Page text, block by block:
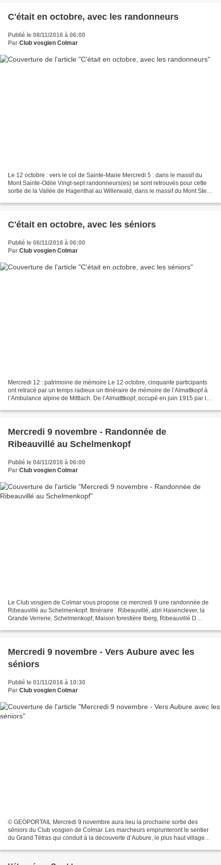
C'était en octobre, avec les randonneurs
Publié le 08/11/2016 à 06:00
Par Club vosgien Colmar
Le 12 octobre : vers le col de Sainte-Marie Mercredi 5 : dans le massif du
Mont Sainte-Odile Vingt-sept randonneurs(es) se sont retrouvés pour cette
sortie de la Vallée de Hagenthal au Willerwald, dans le massif du Mont Ste-
C'était en octobre, avec les séniors
Publié le 06/11/2016 à 06:00
Par Club vosgien Colmar
Mercredi 12 : patrimoine de mémoire Le 12 octobre, cinquante participants
ont retracé par un temps radieux un itinéraire de mémoire de l’Almattkopf à
l’Ambulance alpine de Mittlach. De l’Almatttkopf, occupé en juin 1915 par les
Mercredi 9 novembre - Randonnée de
Ribeauvillé au Schelmenkopf
Publié le 04/11/2016 à 06:00
Par Club vosgien Colmar
Le Club vosgien de Colmar vous propose ce mercredi 9 une randonnée de
Ribeauvillé au Schelmenkopf. Itinéraire : Ribeauvillé, abri Hasenclever, la
Grande Verrerie, Schelmenkopf, Maison forestière Iberg, Ribeauvillé D
Mercredi 9 novembre - Vers Aubure avec les
séniors
Publié le 01/11/2016 à 10:30
Par Club vosgien Colmar
© GEOPORTAIL Mercredi 9 novembre aura lieu la prochaine sortie des
séniors du Club vosgien de Colmar. Les marcheurs emprunteront le sentier
du Grand Tétras qui conduit à la découverte d’Aubure, le plus haut village